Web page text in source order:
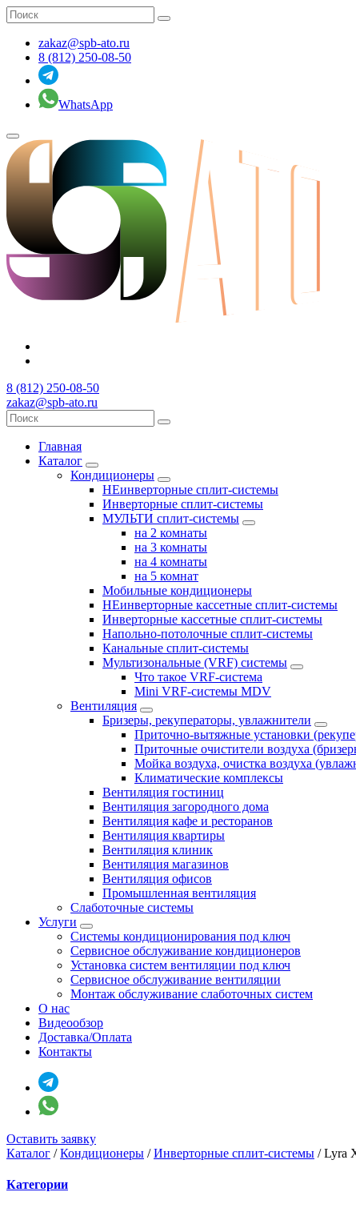
zakaz@spb-ato.ru
8 (812) 250-08-50
WhatsApp
8 (812) 250-08-50
zakaz@spb-ato.ru
Главная
Каталог
Кондиционеры
НЕинверторные сплит-системы
Инверторные сплит-системы
МУЛЬТИ сплит-системы
на 2 комнаты
на 3 комнаты
на 4 комнаты
на 5 комнат
Мобильные кондиционеры
НЕинверторные кассетные сплит-системы
Инверторные кассетные сплит-системы
Напольно-потолочные сплит-системы
Канальные сплит-системы
Мультизональные (VRF) системы
Что такое VRF-система
Mini VRF-системы MDV
Вентиляция
Бризеры, рекуператоры, увлажнители
Приточно-вытяжные установки
Приточные очистители воздуха
Мойка воздуха, очистка воздуха
Климатические комплексы
Вентиляция гостиниц
Вентиляция загородного дома
Вентиляция кафе и ресторанов
Вентиляция квартиры
Вентиляция клиник
Вентиляция магазинов
Вентиляция офисов
Промышленная вентиляция
Слаботочные системы
Услуги
Системы кондиционирования под ключ
Сервисное обслуживание кондиционеров
Установка систем вентиляции под ключ
Сервисное обслуживание вентиляции
Монтаж обслуживание слаботочных систем
О нас
Видеообзор
Доставка/Оплата
Контакты
Оставить заявку
Каталог /Кондиционеры /Инверторные сплит-системы /Lyra
Категории